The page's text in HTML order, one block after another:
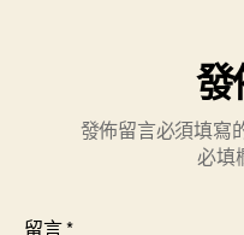
發
發佈留言必須填寫
必填
留言*